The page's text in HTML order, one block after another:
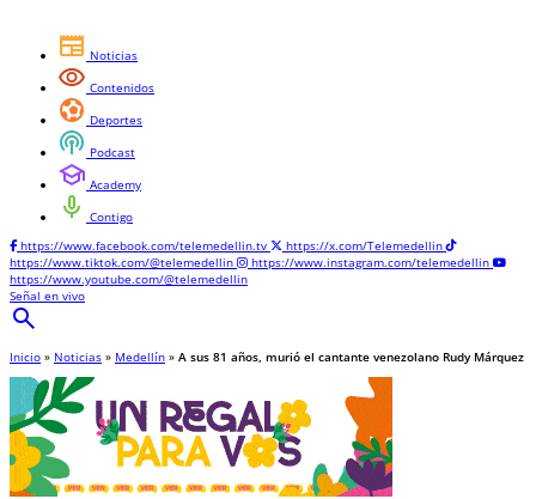
newspaper Noticias
visibility Contenidos
sports_and_outdoors Deportes
podcasts Podcast
school Academy
mic Contigo
https://www.facebook.com/telemedellin.tv
https://x.com/Telemedellin
https://www.tiktok.com/@telemedellin
https://www.instagram.com/telemedellin
https://www.youtube.com/@telemedellin
Señal en vivo
search
Inicio » Noticias » Medellín » A sus 81 años, murió el cantante venezolano Rudy Márquez